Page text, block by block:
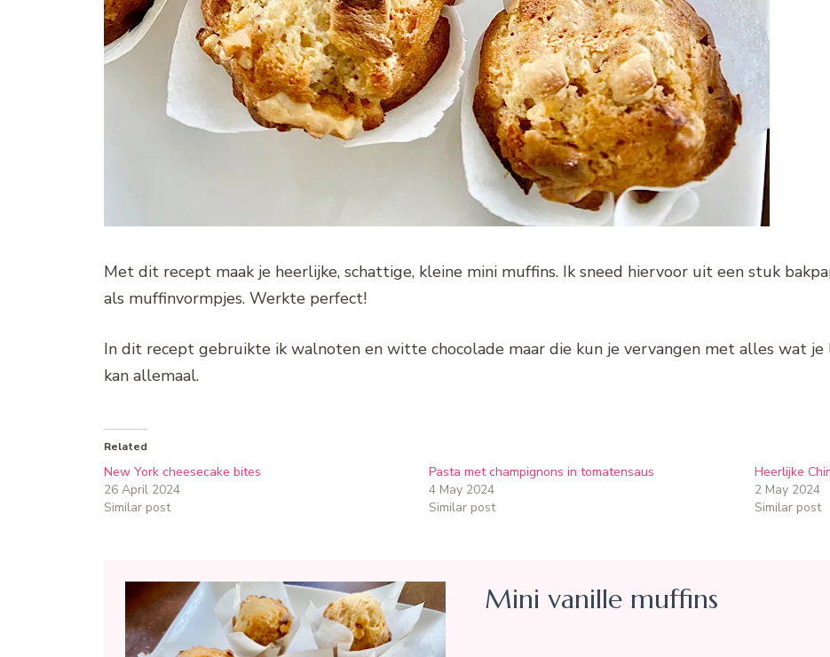
Met dit recept maak je heerlijke, schattige, kleine mini muffins. Ik sneed hiervoor uit een stuk
als muffinvormpjes. Werkte perfect!
In dit recept gebruikte ik walnoten en witte chocolade maar die kun je vervangen met alles wat
kan allemaal.
Related
New York cheesecake bites
26 April 2024
Similar post
Pasta met champignons in tomatensaus
4 May 2024
Similar post
Heerlijke
2 May 2024
Similar post
Mini vanille muffins